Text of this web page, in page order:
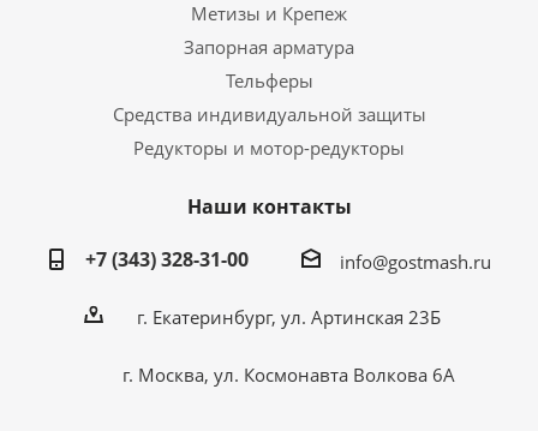
Метизы и Крепеж
Запорная арматура
Тельферы
Средства индивидуальной защиты
Редукторы и мотор-редукторы
Наши контакты
+7 (343) 328-31-00
info@gostmash.ru
г. Екатеринбург, ул. Артинская 23Б
г. Москва, ул. Космонавта Волкова 6А